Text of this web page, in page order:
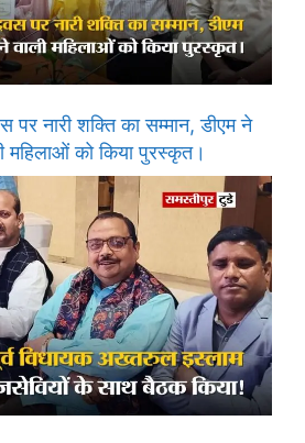
पर नारी शक्ति का सम्मान, डीएम ने
महिलाओं को किया पुरस्कृत।